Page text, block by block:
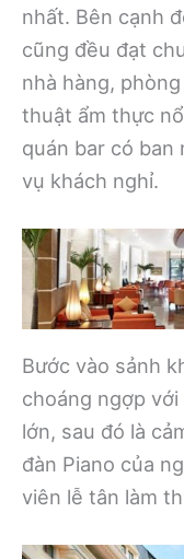
nhất. Bên cạnh
cũng đều đạt
nhà hàng,
thuật ẩm thực
quán bar có ban
vụ khách nghỉ.
Bước vào sảnh
choáng ngợp
lớn, sau đó là
đàn Piano của
viên lễ tân làm